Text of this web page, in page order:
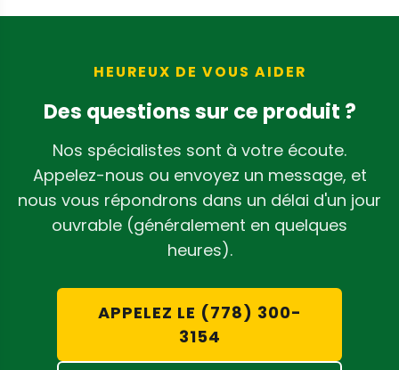
HEUREUX DE VOUS AIDER
Des questions sur ce produit ?
Nos spécialistes sont à votre écoute.
Appelez-nous ou envoyez un message, et
nous vous répondrons dans un délai d'un jour
ouvrable (généralement en quelques
heures).
APPELEZ LE (778) 300-
3154